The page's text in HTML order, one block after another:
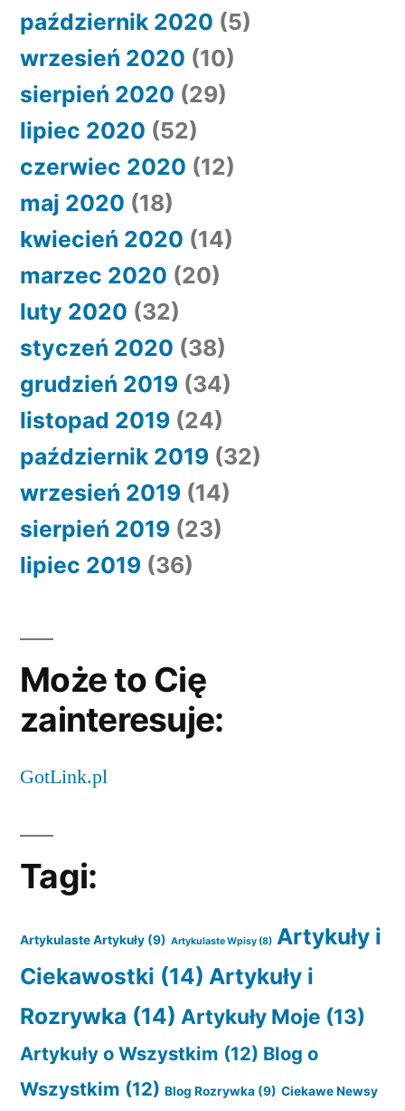
październik 2020 (5)
wrzesień 2020 (10)
sierpień 2020 (29)
lipiec 2020 (52)
czerwiec 2020 (12)
maj 2020 (18)
kwiecień 2020 (14)
marzec 2020 (20)
luty 2020 (32)
styczeń 2020 (38)
grudzień 2019 (34)
listopad 2019 (24)
październik 2019 (32)
wrzesień 2019 (14)
sierpień 2019 (23)
lipiec 2019 (36)
Może to Cię
zainteresuje:
GotLink.pl
Tagi:
Artykulaste Artykuły (9) Artykulaste Wpisy (8) Artykuły i
Ciekawostki (14) Artykuły i
Rozrywka (14) Artykuły Moje (13)
Artykuły o Wszystkim (12) Blog o
Wszystkim (12) Blog Rozrywka (9) Ciekawe Newsy